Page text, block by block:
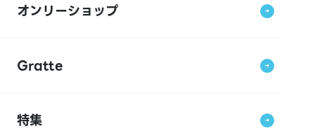
オンリーショップ
Gratte
特集